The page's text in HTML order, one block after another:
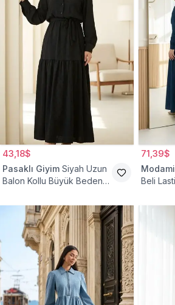
43,18$
Pasaklı Giyim Siyah Uzun
Balon Kollu Büyük Beden
71,39$
Beli